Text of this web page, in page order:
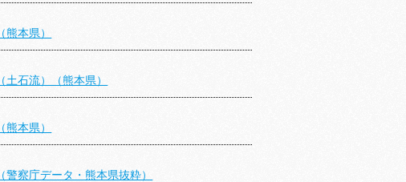
本県）
石流）（熊本県）
本県）
察庁データ・熊本県抜粋）